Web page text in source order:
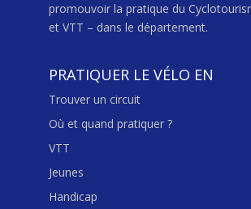
promouvoir la pratique du
et VTT – dans le département.
PRATIQUER LE VÉLO EN
Trouver un circuit
Où et quand pratiquer ?
VTT
Jeunes
Handicap